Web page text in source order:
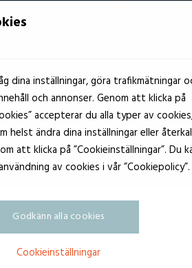
Releasil A
dina inställningar, göra trafikmätningar
och annonser. Genom att klicka på
accepterar du alla typer av
helst ändra dina inställningar eller
att klicka på ”Cookieinställningar”. Du
av cookies i vår ”Cookiepolicy”.
Godkänn alla cookies
Cookieinställningar